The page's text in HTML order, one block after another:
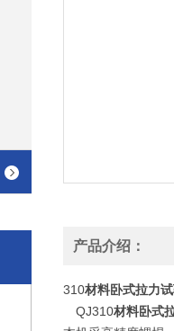
产品介绍：
310材料卧式拉力
QJ310材料卧式